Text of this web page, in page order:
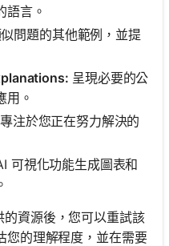
語言。
問題的其他範例，並提
呈現必要的公
用。
注於您正在努力解決的
可視化功能生成圖表和
的資源後，您可以重試該
您的理解程度，並在需要